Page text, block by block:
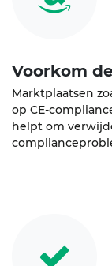
Voorkom
Marktplaatsen
op CE-
helpt om